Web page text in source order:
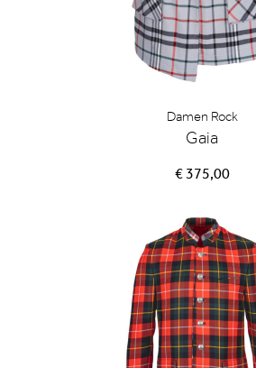
Damen Rock
Gaia
€ 375,00